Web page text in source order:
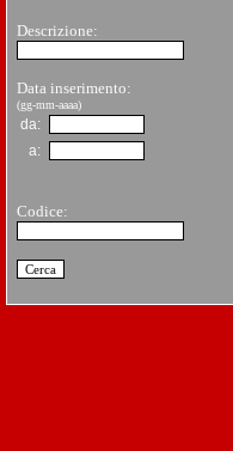
Descrizione:
Data inserimento:
(gg-mm-aaaa)
da:
a:
Codice: